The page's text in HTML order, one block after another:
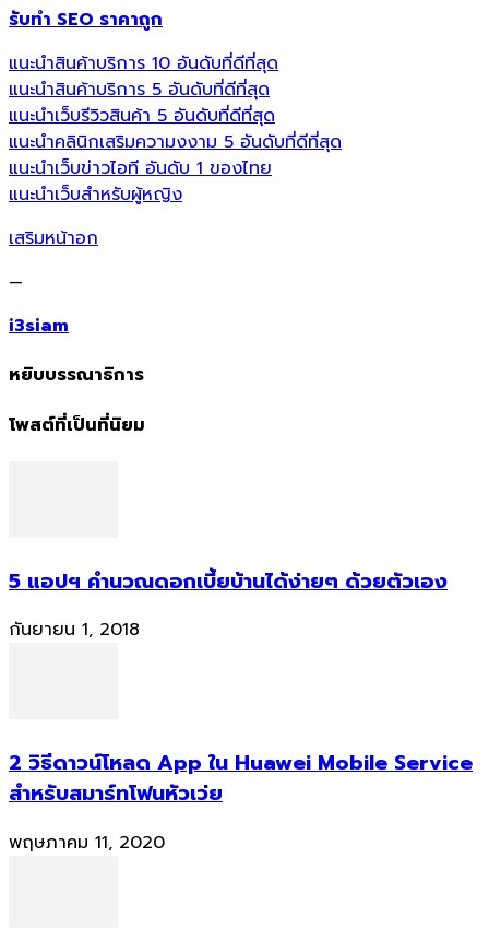
รับทำ SEO ราคาถูก
แนะนำสินค้าบริการ 10 อันดับที่ดีที่สุด
แนะนำสินค้าบริการ 5 อันดับที่ดีที่สุด
แนะนำเว็บรีวิวสินค้า 5 อันดับที่ดีที่สุด
แนะนำคลินิกเสริมความงงาม 5 อันดับที่ดีที่สุด
แนะนำเว็บข่าวไอที อันดับ 1 ของไทย
แนะนำเว็บสำหรับผู้หญิง
เสริมหน้าอก
—
i3siam
หยิบบรรณาธิการ
โพสต์ที่เป็นที่นิยม
5 แอปฯ คำนวณดอกเบี้ยบ้านได้ง่ายๆ ด้วยตัวเอง
กันยายน 1, 2018
2 วิธีดาวน์โหลด App ใน Huawei Mobile Service
สำหรับสมาร์ทโฟนหัวเว่ย
พฤษภาคม 11, 2020